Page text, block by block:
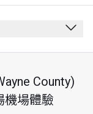
County)
機場體驗